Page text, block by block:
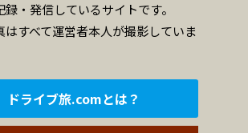
録・発信しているサイトです。
はすべて運営者本人が撮影していま
ドライブ旅.comとは？